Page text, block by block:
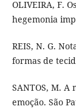
OLIVEIRA, F.
hegemonia
REIS, N. G.
formas de
SANTOS, M. A
emoção. São